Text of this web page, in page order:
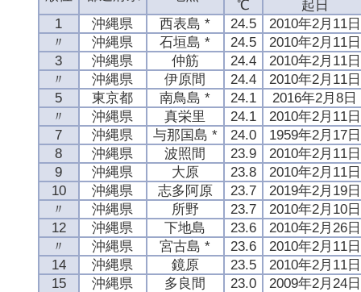
℃
起日
1
沖縄県 西表島 * 24.5
2010年2月11日
〃
沖縄県 石垣島 * 24.5
2010年2月11日
3
沖縄県 仲筋 24.4
2010年2月11日
〃
沖縄県 伊原間 24.4
2010年2月11日
5
東京都 南鳥島 * 24.1
2016年2月8日
〃
沖縄県 真栄里 24.1
2010年2月11日
7
沖縄県 与那国島 * 24.0
1959年2月17日
8
沖縄県 波照間 23.9
2010年2月11日
9
沖縄県 大原 23.8
2010年2月11日
10
沖縄県 志多阿原 23.7
2019年2月19日
〃
沖縄県 所野 23.7
2010年2月10日
12
沖縄県 下地島 23.6
2010年2月26日
〃
沖縄県 宮古島 * 23.6
2010年2月11日
14
沖縄県 鏡原 23.5
2010年2月11日
15
沖縄県 多良間 23.0
2009年2月24日